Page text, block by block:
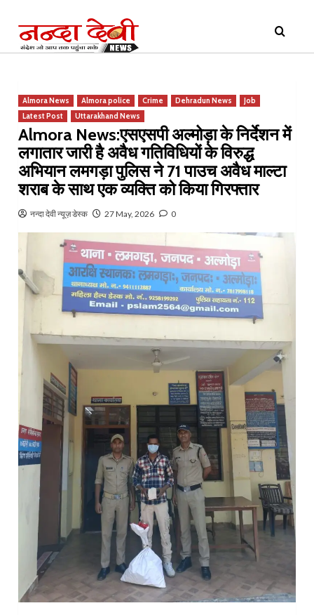
content
Menu
Almora News Almora police Crime Dehradun News
Job
Latest Post
Uttarakhand News
Almora News:एसएसपी अल्मोड़ा के निर्देशन में
लगातार जारी है अवैध गतिविधियों के विरुद्ध
अभियान लमगड़ा पुलिस ने 71 पाउच अवैध माल्टा
शराब के साथ एक व्यक्ति को किया गिरफ्तार
नन्दा देवी न्यूज़ डेस्क 27 May, 2026 0